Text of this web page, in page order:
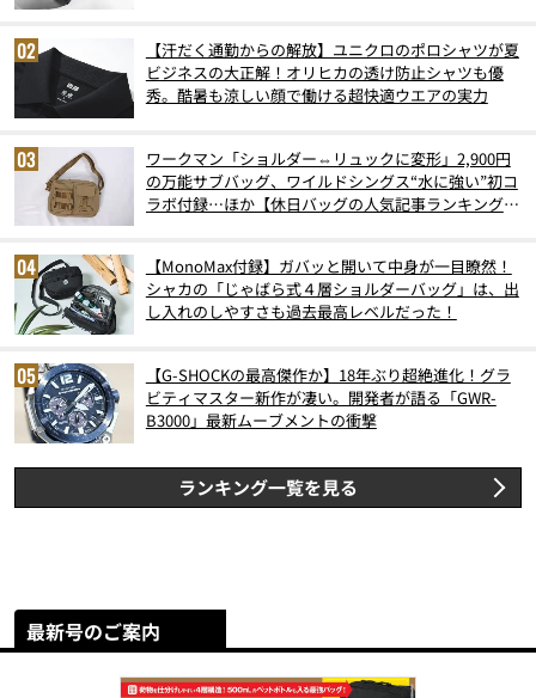
【汗だく通勤からの解放】ユニクロのポロシャツが夏
ビジネスの大正解！オリヒカの透け防止シャツも優
秀。酷暑も涼しい顔で働ける超快適ウエアの実力
ワークマン「ショルダー⇔リュックに変形」2,900円
の万能サブバッグ、ワイルドシングス“水に強い”初コ
ラボ付録…ほか【休日バッグの人気記事ランキングベ
【MonoMax付録】ガバッと開いて中身が一目瞭然！
シャカの「じゃばら式４層ショルダーバッグ」は、出
し入れのしやすさも過去最高レベルだった！
【G-SHOCKの最高傑作か】18年ぶり超絶進化！グラ
ビティマスター新作が凄い。開発者が語る「GWR-
B3000」最新ムーブメントの衝撃
ランキング一覧を見る
最新号のご案内